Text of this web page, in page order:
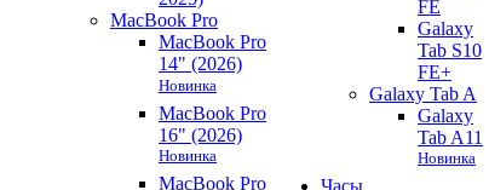
MacBook Pro
MacBook Pro
14" (2026)
Новинка
MacBook Pro
16" (2026)
Новинка
MacBook Pro
FE
Galaxy
Tab S10
FE+
Galaxy Tab A
Galaxy
Tab A11
Новинка